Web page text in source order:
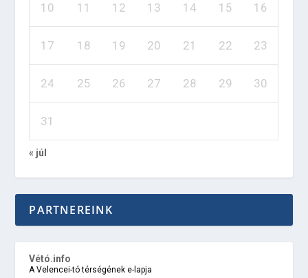
10 11 12 13 14 15 16
17 18 19 20 21 22 23
24 25 26 27 28 29 30
31
« júl
PARTNEREINK
Vétó.info
A Velencei-tó térségének e-lapja